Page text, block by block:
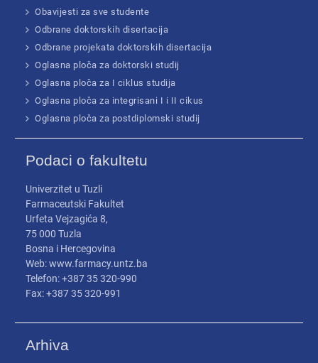
Obavijesti za sve studente
Odbrane doktorskih disertacija
Odbrane projekata doktorskih disertacija
Oglasna ploča za doktorski studij
Oglasna ploča za I ciklus studija
Oglasna ploča za integrisani I i II cikus
Oglasna ploča za postdiplomski studij
Podaci o fakultetu
Univerzitet u Tuzli
Farmaceutski Fakultet
Urfeta Vejzagića 8,
75 000 Tuzla
Bosna i Hercegovina
Web: www.farmacy.untz.ba
Telefon: +387 35 320-990
Fax: +387 35 320-991
Arhiva